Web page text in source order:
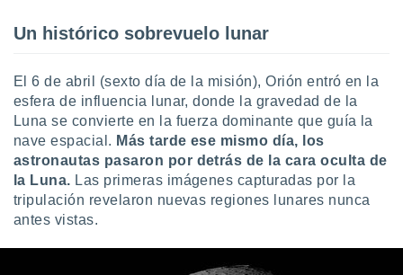
de
un
o acceder
Un histórico sobrevuelo lunar
El 6 de abril (sexto día de la misión), Orión entró en la
esfera de influencia lunar, donde la gravedad de la
Luna se convierte en la fuerza dominante que guía la
nave espacial. Más tarde ese mismo día, los
astronautas pasaron por detrás de la cara oculta de
la Luna. Las primeras imágenes capturadas por la
tripulación revelaron nuevas regiones lunares nunca
antes vistas.